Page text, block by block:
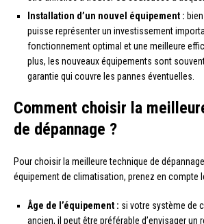
Installation d’un nouvel équipement :
puisse représenter un investissement
fonctionnement optimal et une meilleure
plus, les nouveaux équipements sont
garantie qui couvre les pannes éventuelles.
Comment choisir la
de dépannage ?
Pour choisir la meilleure technique de
équipement de climatisation, prenez en compte
Âge de l’équipement : si votre système de
ancien, il peut être préférable d’envisager un